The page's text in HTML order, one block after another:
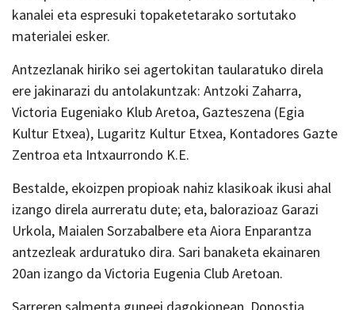
kanalei eta espresuki topaketetarako sortutako
materialei esker.
Antzezlanak hiriko sei agertokitan taularatuko direla
ere jakinarazi du antolakuntzak: Antzoki Zaharra,
Victoria Eugeniako Klub Aretoa, Gazteszena (Egia
Kultur Etxea), Lugaritz Kultur Etxea, Kontadores Gazte
Zentroa eta Intxaurrondo K.E.
Bestalde, ekoizpen propioak nahiz klasikoak ikusi ahal
izango direla aurreratu dute; eta, balorazioaz Garazi
Urkola, Maialen Sorzabalbere eta Aiora Enparantza
antzezleak arduratuko dira. Sari banaketa ekainaren
20an izango da Victoria Eugenia Club Aretoan.
​​​​​​Sarreren salmenta guneei dagokionean, Donostia